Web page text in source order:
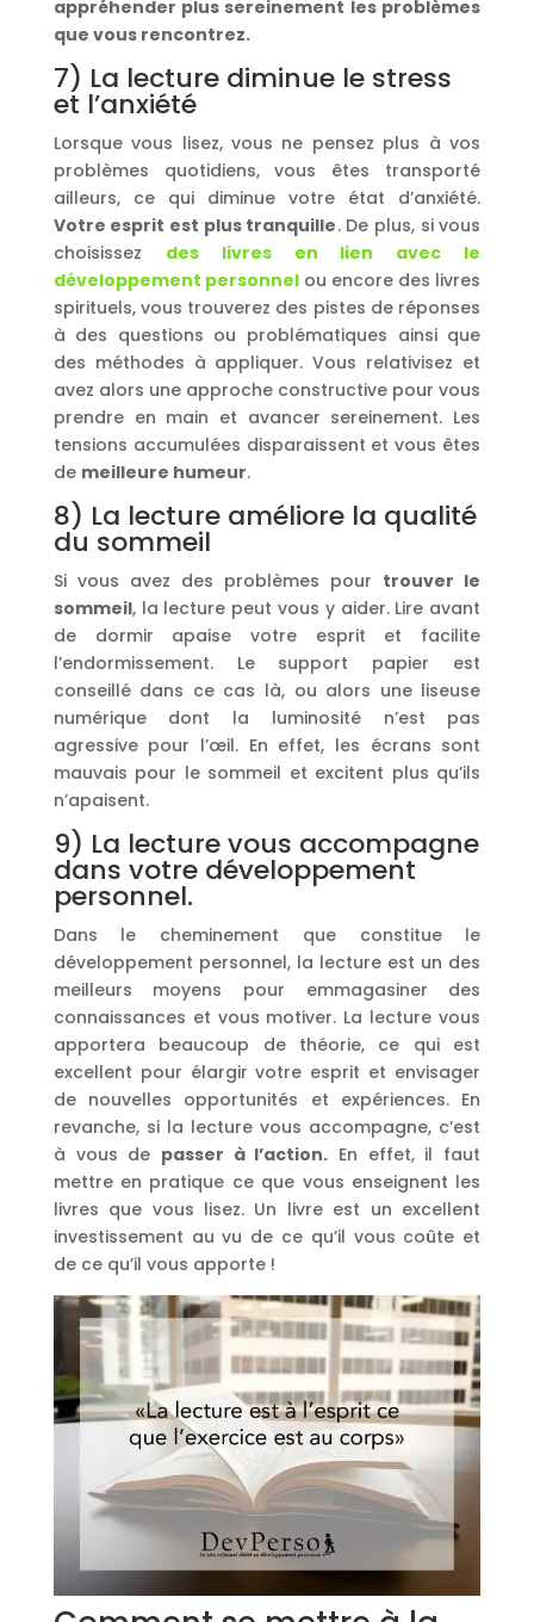
appréhender plus sereinement les problèmes
que vous rencontrez.
7) La lecture diminue le stress
et l’anxiété
Lorsque vous lisez, vous ne pensez plus à vos
problèmes quotidiens, vous êtes transporté
ailleurs, ce qui diminue votre état d’anxiété.
Votre esprit est plus tranquille. De plus, si vous
choisissez des livres en lien avec le
développement personnelou encore des livres
spirituels, vous trouverez des pistes de réponses
à des questions ou problématiques ainsi que
des méthodes à appliquer. Vous relativisez et
avez alors une approche constructive pour vous
prendre en main et avancer sereinement. Les
tensions accumulées disparaissent et vous êtes
de meilleure humeur.
8) La lecture améliore la qualité
du sommeil
Si vous avez des problèmes pour trouver le
sommeil, la lecture peut vous y aider. Lire avant
de dormir apaise votre esprit et facilite
l’endormissement. Le support papier est
conseillé dans ce cas là, ou alors une liseuse
numérique dont la luminosité n’est pas
agressive pour l’œil. En effet, les écrans sont
mauvais pour le sommeil et excitent plus qu’ils
n’apaisent.
9) La lecture vous accompagne
dans votre développement
personnel.
Dans le cheminement que constitue le
développement personnel, la lecture est un des
meilleurs moyens pour emmagasiner des
connaissances et vous motiver. La lecture vous
apportera beaucoup de théorie, ce qui est
excellent pour élargir votre esprit et envisager
de nouvelles opportunités et expériences. En
revanche, si la lecture vous accompagne, c’est
à vous de passer à l’action. En effet, il faut
mettre en pratique ce que vous enseignent les
livres que vous lisez. Un livre est un excellent
investissement au vu de ce qu’il vous coûte et
de ce qu’il vous apporte !